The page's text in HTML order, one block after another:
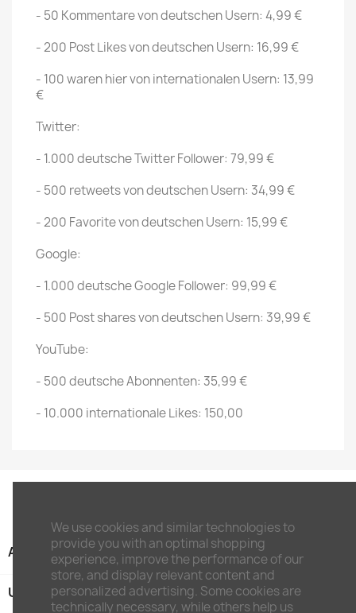
- 50 Kommentare von deutschen Usern: 4,99 €
- 200 Post Likes von deutschen Usern: 16,99 €
- 100 waren hier von internationalen Usern: 13,99
€
Twitter:
- 1.000 deutsche Twitter Follower: 79,99 €
- 500 retweets von deutschen Usern: 34,99 €
- 200 Favorite von deutschen Usern: 15,99 €
Google:
- 1.000 deutsche Google Follower: 99,99 €
- 500 Post shares von deutschen Usern: 39,99 €
YouTube:
- 500 deutsche Abonnenten: 35,99 €
- 10.000 internationale Likes: 150,00
ARTIKEL
UNTERNEHMEN
We use cookies and similar technologies to
provide you with an optimal shopping
experience, improve the performance of our
store, and display relevant content and
personalized advertising. Some cookies are
technically necessary, while others help us